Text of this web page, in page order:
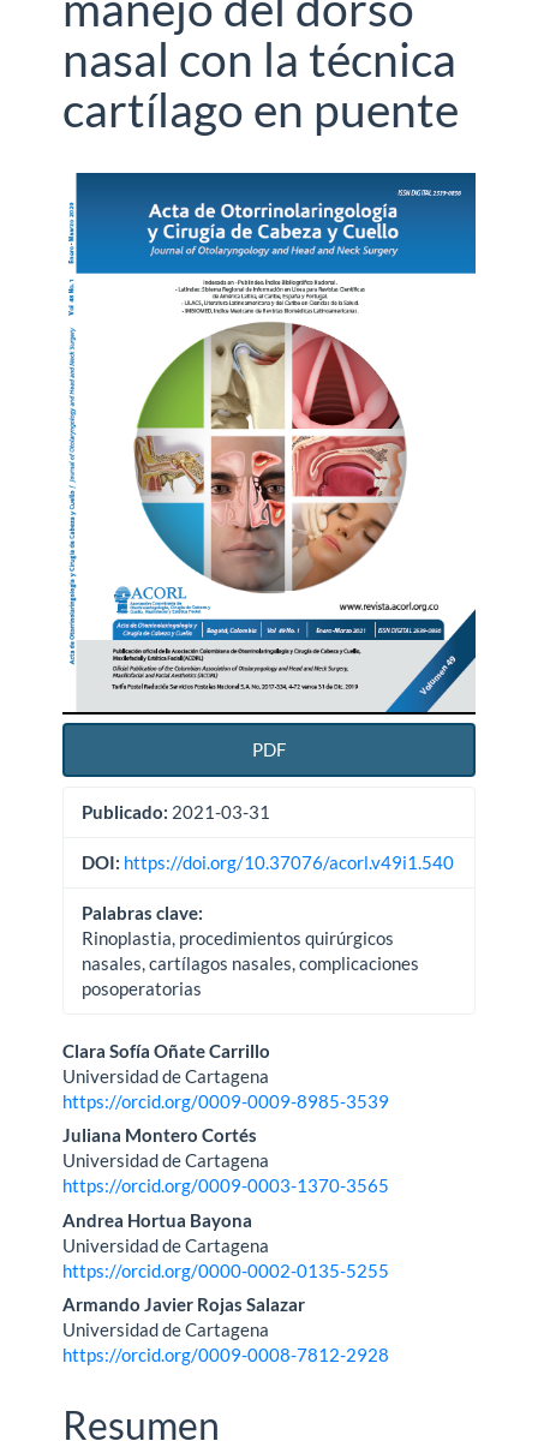
nasal con la técnica
cartílago en puente
Barra
lateral
del
artículo
PDF
Publicado: 2021-03-31
DOI: https://doi.org/10.37076/acorl.v49i1.540
Palabras clave:
Rinoplastia, procedimientos quirúrgicos
nasales, cartílagos nasales, complicaciones
posoperatorias
Contenido
principal
del
artículo
Clara Sofía Oñate Carrillo
Universidad de Cartagena
https://orcid.org/0009-0009-8985-3539
Juliana Montero Cortés
Universidad de Cartagena
https://orcid.org/0009-0003-1370-3565
Andrea Hortua Bayona
Universidad de Cartagena
https://orcid.org/0000-0002-0135-5255
Armando Javier Rojas Salazar
Universidad de Cartagena
https://orcid.org/0009-0008-7812-2928
Resumen